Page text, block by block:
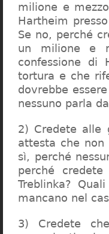
milione e
Hartheim
Se no, perché
un milione e
confessione
tortura e che
dovrebbe
nessuno parla
2) Credete alle
attesta che non
sì, perché
perché
Treblinka?
mancano nel
3) Credete